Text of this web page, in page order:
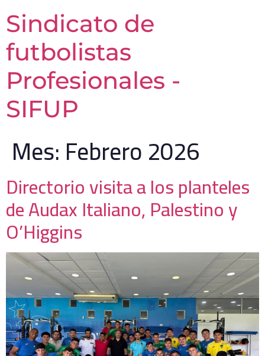
Sindicato de
futbolistas
Profesionales -
SIFUP
Mes:Febrero 2026
Directorio visita a los planteles
de Audax Italiano, Palestino y
O’Higgins